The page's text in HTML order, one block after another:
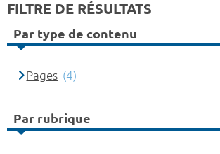
FILTRE DE RÉSULTATS
Par type de contenu
Pages (4)
Par rubrique